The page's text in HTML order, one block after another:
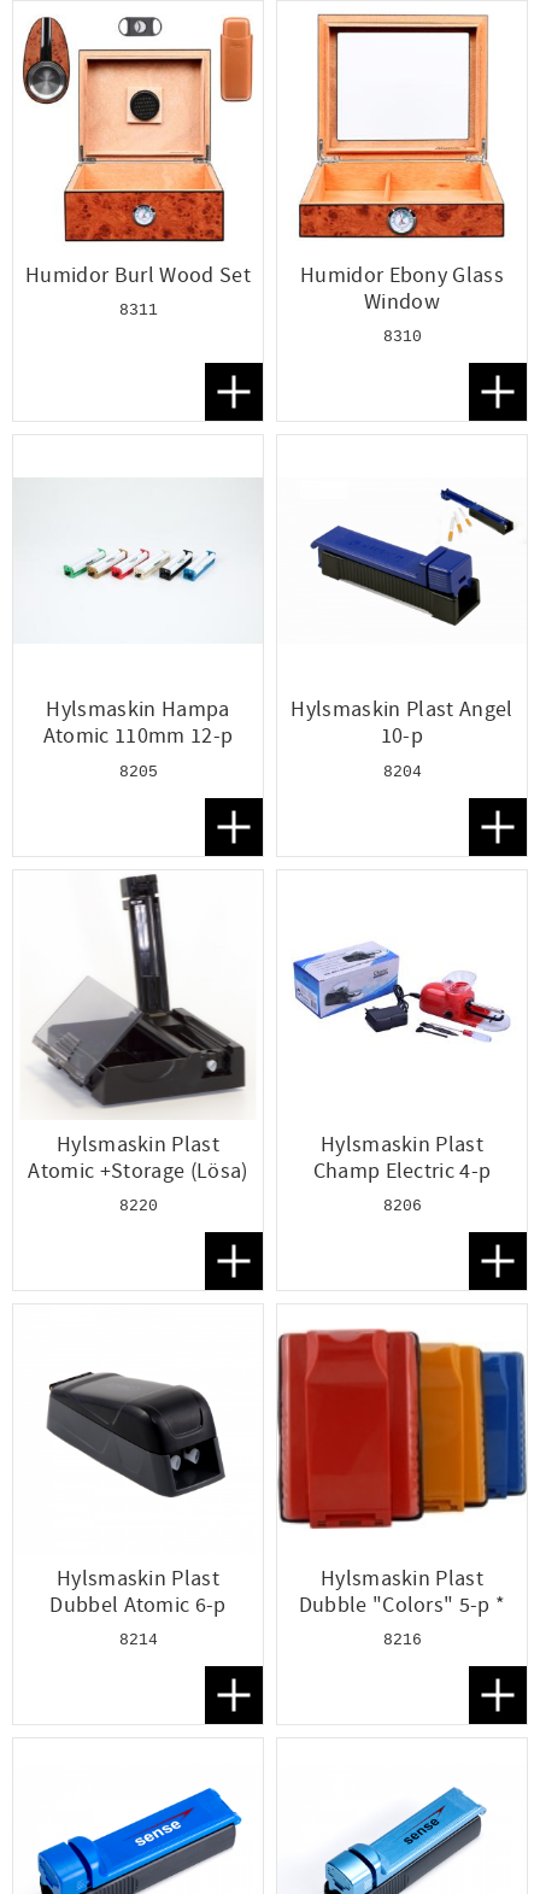
Humidor Burl Wood Set
8311
Lägg till i favoriter
Humidor Ebony Glass
Window
8310
Hylsmaskin Hampa
Atomic 110mm 12-p
8205
Lägg till i favoriter
Hylsmaskin Plast Angel
10-p
8204
Hylsmaskin Plast
Atomic +Storage (Lösa)
8220
Lägg till i favoriter
Hylsmaskin Plast
Champ Electric 4-p
8206
Hylsmaskin Plast
Dubbel Atomic 6-p
8214
Lägg till i favoriter
Hylsmaskin Plast
Dubble "Colors" 5-p *
8216